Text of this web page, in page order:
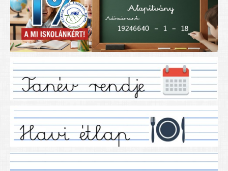
ISKOLÁNK
Igazgatói köszöntő
Iskolánkról
Tanáraink
Tanéveink
Régebbi tanéveink
2021/2022 tanév
2013/2014. tanév